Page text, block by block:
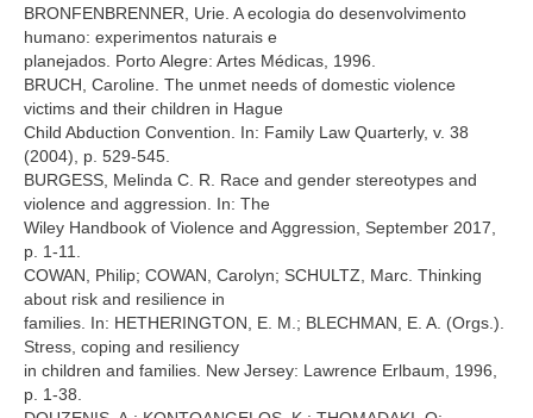
BRONFENBRENNER, Urie. A ecologia do desenvolvimento
humano: experimentos naturais e
planejados. Porto Alegre: Artes Médicas, 1996.
BRUCH, Caroline. The unmet needs of domestic violence
victims and their children in Hague
Child Abduction Convention. In: Family Law Quarterly, v. 38
(2004), p. 529-545.
BURGESS, Melinda C. R. Race and gender stereotypes and
violence and aggression. In: The
Wiley Handbook of Violence and Aggression, September 2017,
p. 1-11.
COWAN, Philip; COWAN, Carolyn; SCHULTZ, Marc. Thinking
about risk and resilience in
families. In: HETHERINGTON, E. M.; BLECHMAN, E. A. (Orgs.).
Stress, coping and resiliency
in children and families. New Jersey: Lawrence Erlbaum, 1996,
p. 1-38.